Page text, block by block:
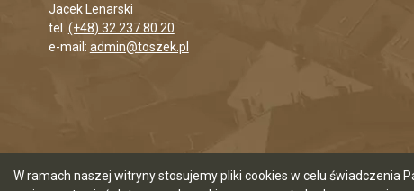
W ramach naszej witryny stosujemy pliki cookies w celu świadczenia
Jacek Lenarski
tel. (+48) 32 237 80 20
e-mail: admin@toszek.pl